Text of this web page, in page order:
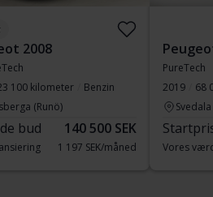
2008
100 kilometer
Benzin
(Runö)
bud 140 500 SEK
1 197 SEK/måned
PureTech
2019
68
Svedala
Vores